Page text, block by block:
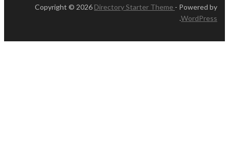
Copyright © 2026 Directory Starter Theme - Powered by
WordPress
.